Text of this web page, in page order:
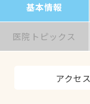
基本情報
医院トピックス
アクセス